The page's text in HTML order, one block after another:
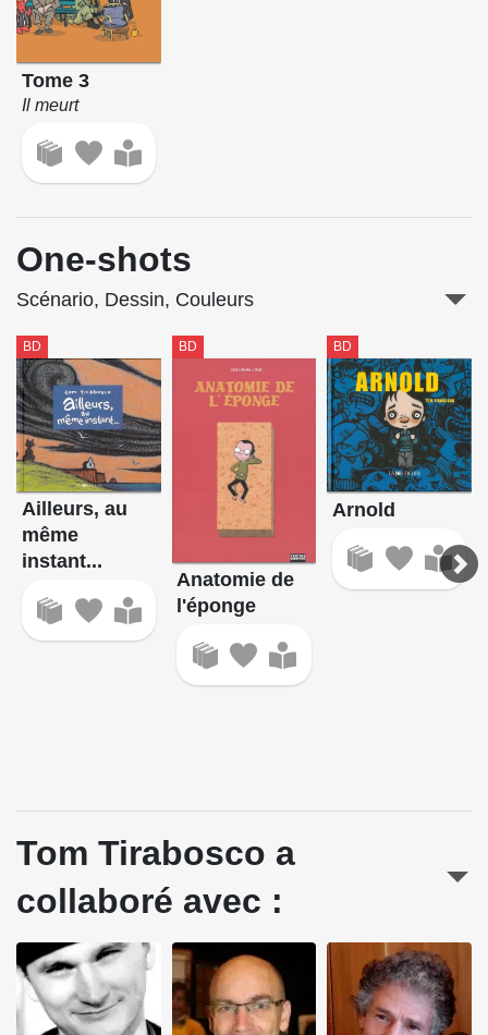
Tome 3
Il meurt
One-shots
Scénario, Dessin, Couleurs
BD
Ailleurs, au
même
instant...
BD
Anatomie de
l'éponge
BD
Arnold
Tom Tirabosco a
collaboré avec :